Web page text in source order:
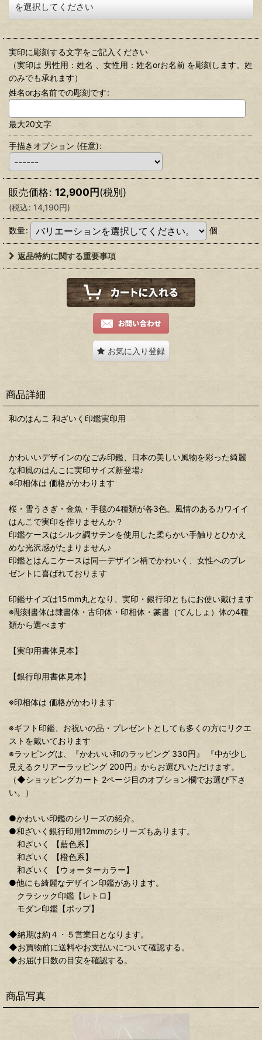
を選択してください
実印に彫刻する文字をご記入ください
（実印は 男性用：姓名 、女性用：姓名orお名前 を彫刻します。姓
のみでも承れます）
姓名orお名前での彫刻です:
最大20文字
手描きオプション (任意):
販売価格: 12,900円(税別)
(税込: 14,190円)
数量: 個
返品特約に関する重要事項
お気に入り登録
商品詳細
和のはんこ 和ざいく印鑑実印用
かわいいデザインのなごみ印鑑、日本の美しい風物を彩った綺麗
な和風のはんこに実印サイズ新登場♪
※印相体は 価格がかわります
桜・雪うさぎ・金魚・手毬の4種類が各3色。風情のあるカワイイ
はんこで実印を作りませんか？
印鑑ケースはシルク調サテンを使用した柔らかい手触りとひかえ
めな光沢感がたまりません♪
印鑑とはんこケースは同一デザイン柄でかわいく、女性へのプレ
ゼントに喜ばれております
印鑑サイズは15mm丸となり、実印・銀行印ともにお使い戴けます
※彫刻書体は隷書体・古印体・印相体・篆書（てんしょ）体の4種
類から選べます
【実印用書体見本】
【銀行印用書体見本】
※印相体は 価格がかわります
※ギフト印鑑、お祝いの品・プレゼントとしても多くの方にリクエ
ストを戴いております
※ラッピングは、『かわいい和のラッピング 330円』 『中が少し
見えるクリアーラッピング 200円』からお選びいただけます。
（◆ショッピングカート 2ページ目のオプション欄でお選び下さ
い。）
●かわいい印鑑のシリーズの紹介。
●和ざいく銀行印用12mmのシリーズもあります。
和ざいく 【藍色系】
和ざいく 【橙色系】
和ざいく 【ウォーターカラー】
●他にも綺麗なデザイン印鑑があります。
クラシック印鑑【レトロ】
モダン印鑑【ポップ】
◆納期は約４・５営業日となります。
◆お買物前に送料やお支払いについて確認する。
◆お届け日数の目安を確認する。
商品写真